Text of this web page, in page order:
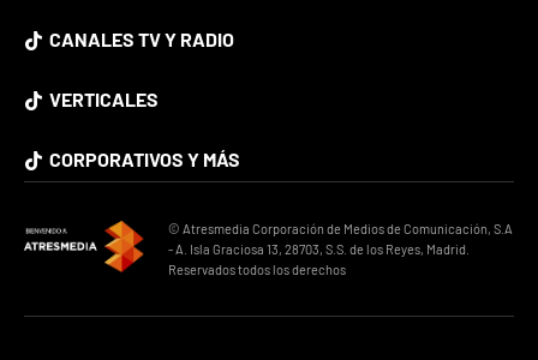
CANALES TV Y RADIO
VERTICALES
CORPORATIVOS Y MÁS
© Atresmedia Corporación de Medios de Comunicación, S.A
- A. Isla Graciosa 13, 28703, S.S. de los Reyes, Madrid.
Reservados todos los derechos